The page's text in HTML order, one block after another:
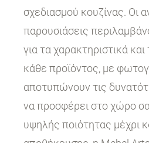
σχεδιασμού κουζίνας. Οι
παρουσιάσεις
για τα χαρακτηριστικά
κάθε προϊόντος, με
αποτυπώνουν τις
να προσφέρει στο χώρο
υψηλής ποιότητας μέχρι